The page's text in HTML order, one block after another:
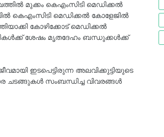
മുക്കം കെഎംസിടി മെഡിക്കൽ
കെഎംസിടി മെഡിക്കൽ കോളേജിൽ
കോഴിക്കോട് മെഡിക്കൽ
ശേഷം മൃതദേഹം ബന്ധുക്കൾക്ക്
ഇടപെട്ടിരുന്ന അലവിക്കുട്ടിയുടെ
ചടങ്ങുകൾ സംബന്ധിച്ച വിവരങ്ങൾ